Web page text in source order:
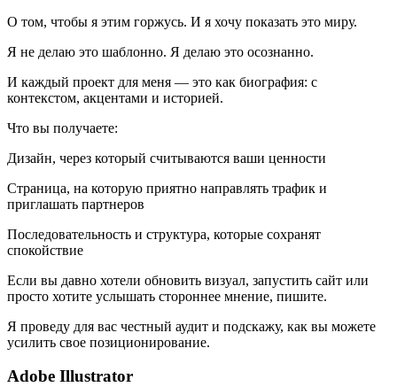
О том, чтобы я этим горжусь. И я хочу показать это миру.
Я не делаю это шаблонно. Я делаю это осознанно.
И каждый проект для меня — это как биография: с
контекстом, акцентами и историей.
Что вы получаете:
Дизайн, через который считываются ваши ценности
Страница, на которую приятно направлять трафик и
приглашать партнеров
Последовательность и структура, которые сохранят
спокойствие
Если вы давно хотели обновить визуал, запустить сайт или
просто хотите услышать стороннее мнение, пишите.
Я проведу для вас честный аудит и подскажу, как вы можете
усилить свое позиционирование.
Adobe Illustrator